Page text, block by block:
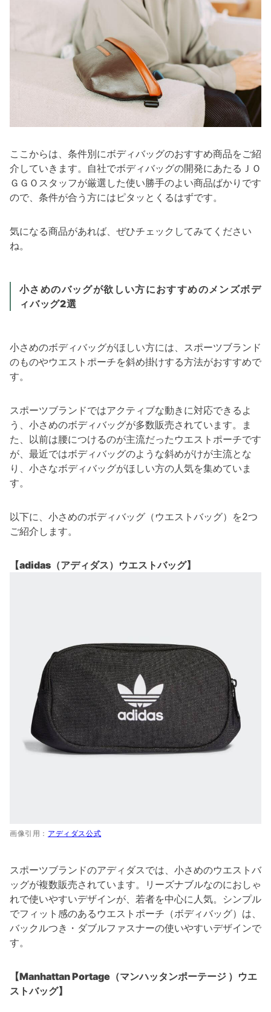
ここからは、条件別にボディバッグのおすすめ商品をご紹
介していきます。自社でボディバッグの開発にあたるＪＯ
ＧＧＯスタッフが厳選した使い勝手のよい商品ばかりです
ので、条件が合う方にはピタッとくるはずです。
気になる商品があれば、ぜひチェックしてみてください
ね。
小さめのバッグが欲しい方におすすめのメンズボデ
ィバッグ2選
小さめのボディバッグがほしい方には、スポーツブランド
のものやウエストポーチを斜め掛けする方法がおすすめで
す。
スポーツブランドではアクティブな動きに対応できるよ
う、小さめのボディバッグが多数販売されています。ま
た、以前は腰につけるのが主流だったウエストポーチです
が、最近ではボディバッグのような斜めがけが主流とな
り、小さなボディバッグがほしい方の人気を集めていま
す。
以下に、小さめのボディバッグ（ウエストバッグ）を2つ
ご紹介します。
【adidas（アディダス）ウエストバッグ】
画像引用： アディダス公式
スポーツブランドのアディダスでは、小さめのウエストバ
ッグが複数販売されています。リーズナブルなのにおしゃ
れで使いやすいデザインが、若者を中心に人気。シンプル
でフィット感のあるウエストポーチ（ボディバッグ）は、
バックルつき・ダブルファスナーの使いやすいデザインで
す。
【Manhattan Portage（マンハッタンポーテージ ）ウエ
ストバッグ】